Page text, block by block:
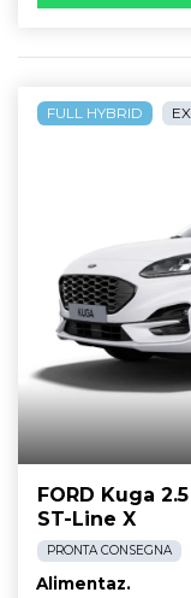
FULL HYBRID
FORD Kuga
ST-Line X
PRONTA CONSEGNA
Alimentaz.